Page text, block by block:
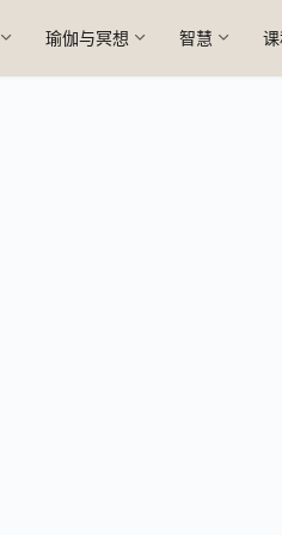
瑜伽与冥想 智慧